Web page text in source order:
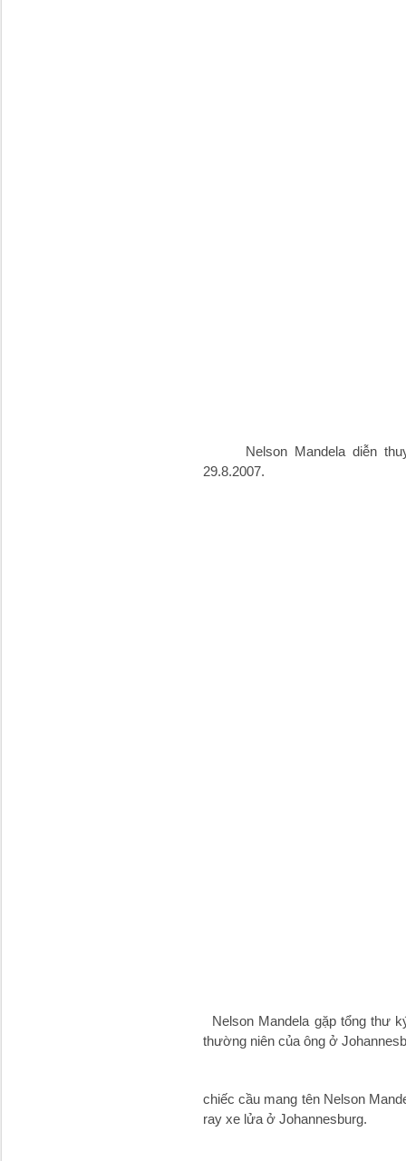
Nelson Mandela diễn
29.8.2007.
Nelson Mandela gặp tổng thư
thường niên của ông ở
chiếc cầu mang tên Nelson
ray xe lửa ở Johannesburg.